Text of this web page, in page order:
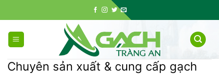
to
content
Chuyên sản xuất & cung cấp gạch